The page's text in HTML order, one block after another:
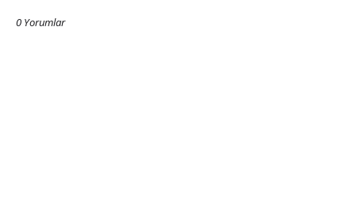
0 Yorumlar